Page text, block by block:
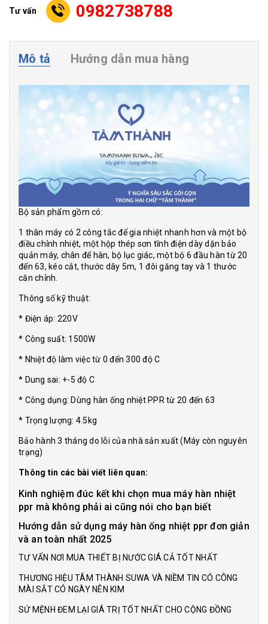
Tư vấn 0982738788
Mô tả Hướng dẫn mua hàng
Bộ sản phẩm gồm có:
1 thân máy có 2 công tắc để gia nhiệt nhanh hơn và một bộ
điều chỉnh nhiệt, một hộp thép sơn tĩnh điện dày dặn bảo
quản máy, chân đế hàn, bộ lục giác, một bộ 6 đầu hàn từ 20
đến 63, kéo cắt, thước dây 5m, 1 đôi găng tay và 1 thước
căn chỉnh.
Thông số kỹ thuật:
* Điện áp: 220V
* Công suất: 1500W
* Nhiệt độ làm việc từ 0 đến 300 độ C
* Dung sai: +-5 độ C
* Công dụng: Dùng hàn ống nhiệt PPR từ 20 đến 63
* Trọng lượng: 4.5kg
Bảo hành 3 tháng do lỗi của nhà sản xuất (Máy còn nguyên
trạng)
Thông tin các bài viết liên quan:
Kinh nghiệm đúc kết khi chọn mua máy hàn nhiệt
ppr mà không phải ai cũng nói cho bạn biết
Hướng dẫn sử dụng máy hàn ống nhiệt ppr đơn giản
và an toàn nhất 2025
TƯ VẤN NƠI MUA THIẾT BỊ NƯỚC GIÁ CẢ TỐT NHẤT
THƯƠNG HIỆU TÂM THÀNH SUWA VÀ NIỀM TIN CÓ CÔNG
MÀI SẮT CÓ NGÀY NÊN KIM
SỨ MỆNH ĐEM LẠI GIÁ TRỊ TỐT NHẤT CHO CỘNG ĐỒNG